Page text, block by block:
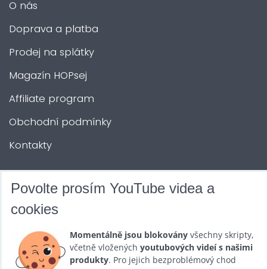
O nás
Doprava a platba
Prodej na splátky
Magazín HOPsej
Affiliate program
Obchodní podmínky
Kontakty
DALŠÍ SLUŽBY
Půjčovna
Povolte prosím YouTube videa a
cookies
Momentálně jsou blokovány všechny skripty,
včetně vložených youtubových videí s našimi
produkty. Pro jejich bezproblémový chod